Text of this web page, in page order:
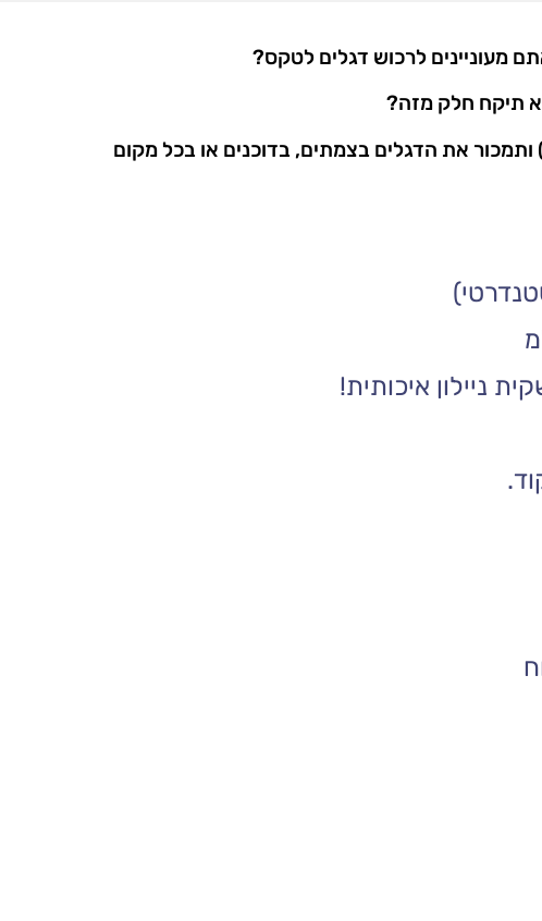
מעוניינים לרכוש דגלים לטקס?
תיקח חלק מזה?
את הדגלים בצמתים, בדוכנים או בכל מקום
ניילון איכותית!